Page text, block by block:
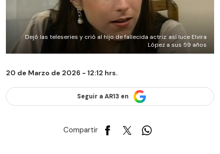
Dejó las teleseries y crió al hijo de fallecida actriz: así luce Elvira
López a sus 59 años
20 de Marzo de 2026 - 12:12 hrs.
Seguir a AR13 en
Compartir